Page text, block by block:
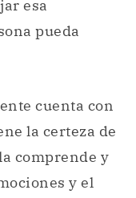
esa
pueda
cuenta con
la certeza de
comprende y
y el